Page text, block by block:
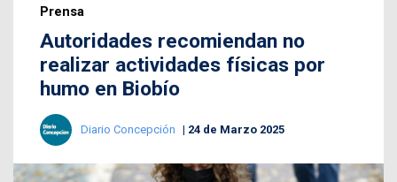
Prensa
Autoridades recomiendan no
realizar actividades físicas por
humo en Biobío
Diario Concepción 24 de Marzo 2025